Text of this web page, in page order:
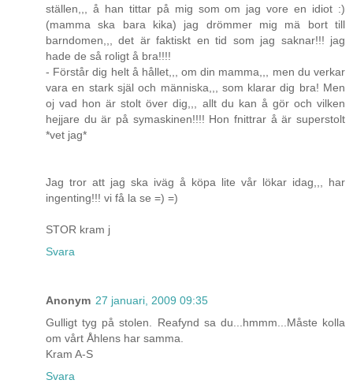
ställen,,, å han tittar på mig som om jag vore en idiot :)
(mamma ska bara kika) jag drömmer mig mä bort till
barndomen,,, det är faktiskt en tid som jag saknar!!! jag
hade de så roligt å bra!!!!
- Förstår dig helt å hållet,,, om din mamma,,, men du verkar
vara en stark själ och människa,,, som klarar dig bra! Men
oj vad hon är stolt över dig,,, allt du kan å gör och vilken
hejjare du är på symaskinen!!!! Hon fnittrar å är superstolt
*vet jag*
Jag tror att jag ska iväg å köpa lite vår lökar idag,,, har
ingenting!!! vi få la se =) =)
STOR kram j
Svara
Anonym 27 januari, 2009 09:35
Gulligt tyg på stolen. Reafynd sa du...hmmm...Måste kolla
om vårt Åhlens har samma.
Kram A-S
Svara